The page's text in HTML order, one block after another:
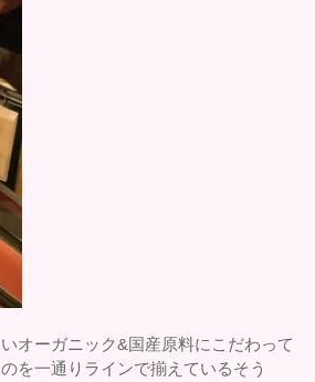
オーガニック&国産原料にこだわって
を一通りラインで揃えているそう